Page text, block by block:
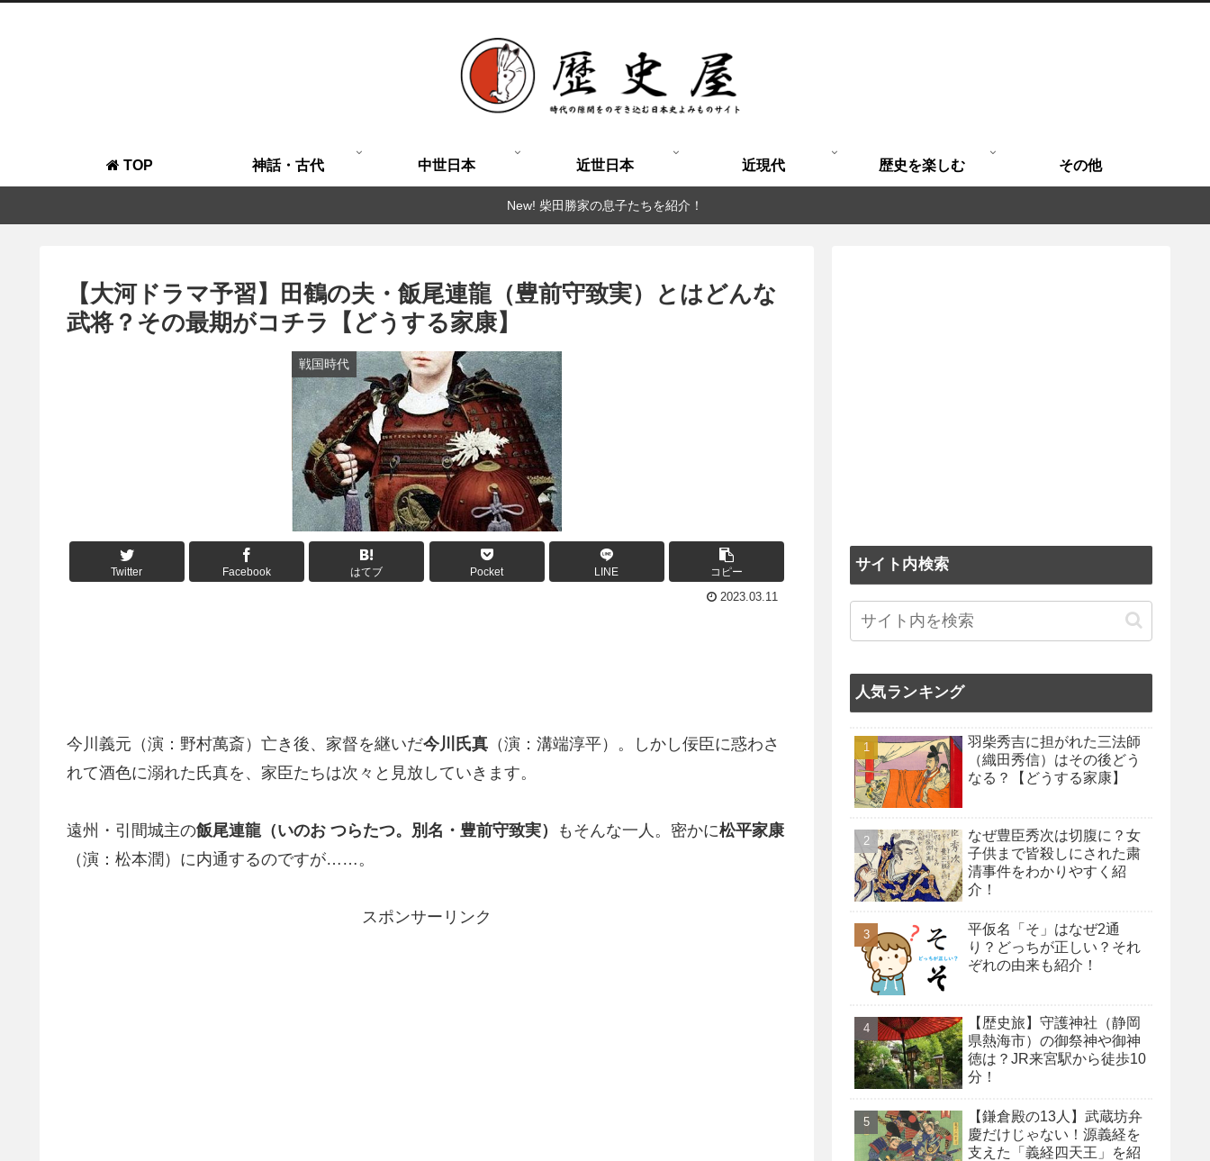
TOP 神話・古代 中世日本 近世日本 近現代 歴史を楽しむ その他
New! 柴田勝家の息子たちを紹介！
【大河ドラマ予習】田鶴の夫・飯尾連龍（豊前守致実）とはどんな
武将？その最期がコチラ【どうする家康】
戦国時代
Twitter Facebook はてブ Pocket LINE コピー
2023.03.11
今川義元（演：野村萬斎）亡き後、家督を継いだ今川氏真 （演：溝端淳平）。しかし佞臣に惑わさ
れて酒色に溺れた氏真を、家臣たちは次々と見放していきます。
遠州・引間城主の飯尾連龍（いのお つらたつ。別名・豊前守致実） もそんな一人。密かに松平家康
（演：松本潤）に内通するのですが……。
スポンサーリンク
サイト内検索
人気ランキング
羽柴秀吉に担がれた三法師
（織田秀信）はその後どう
なる？【どうする家康】
なぜ豊臣秀次は切腹に？女
子供まで皆殺しにされた粛
清事件をわかりやすく紹
介！
平仮名「そ」はなぜ2通
り？どっちが正しい？それ
ぞれの由来も紹介！
【歴史旅】守護神社（静岡
県熱海市）の御祭神や御神
徳は？JR来宮駅から徒歩10
分！
【鎌倉殿の13人】武蔵坊弁
慶だけじゃない！源義経を
支えた「義経四天王」を紹